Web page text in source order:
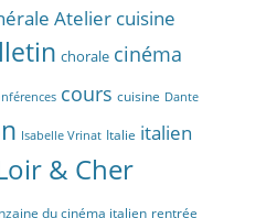
Atelier cuisine
chorale cinéma
cours cuisine Dante
Isabelle Vrinat Italie italien
& Cher
du cinéma italien rentrée